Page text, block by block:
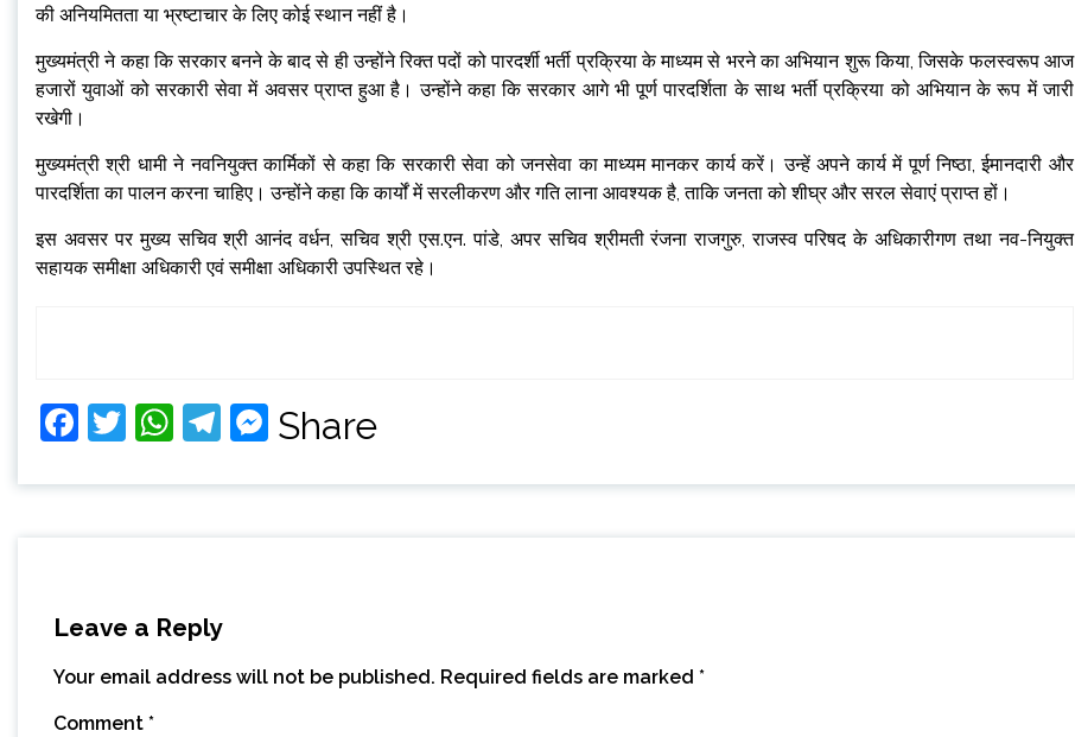
की अनियमितता या भ्रष्टाचार के लिए कोई स्थान नहीं है।
मुख्यमंत्री ने कहा कि सरकार बनने के बाद से ही उन्होंने रिक्त पदों को पारदर्शी भर्ती प्रक्रिया के माध्यम से भरने का अभियान शुरू किया, जिसके फलस्वरूप आज
हजारों युवाओं को सरकारी सेवा में अवसर प्राप्त हुआ है। उन्होंने कहा कि सरकार आगे भी पूर्ण पारदर्शिता के साथ भर्ती प्रक्रिया को अभियान के रूप में जारी
रखेगी।
मुख्यमंत्री श्री धामी ने नवनियुक्त कार्मिकों से कहा कि सरकारी सेवा को जनसेवा का माध्यम मानकर कार्य करें। उन्हें अपने कार्य में पूर्ण निष्ठा, ईमानदारी और
पारदर्शिता का पालन करना चाहिए। उन्होंने कहा कि कार्यों में सरलीकरण और गति लाना आवश्यक है, ताकि जनता को शीघ्र और सरल सेवाएं प्राप्त हों।
इस अवसर पर मुख्य सचिव श्री आनंद वर्धन, सचिव श्री एस.एन. पांडे, अपर सचिव श्रीमती रंजना राजगुरु, राजस्व परिषद के अधिकारीगण तथा नव-नियुक्त
सहायक समीक्षा अधिकारी एवं समीक्षा अधिकारी उपस्थित रहे।
Facebook
Twitter
WhatsApp
Telegram
Messenger
Share
Leave a Reply
Your email address will not be published. Required fields are marked *
Comment *